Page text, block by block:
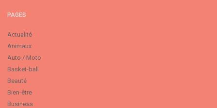
PAGES
Actualité
Animaux
Auto / Moto
Basket-ball
Beauté
Bien-être
Business